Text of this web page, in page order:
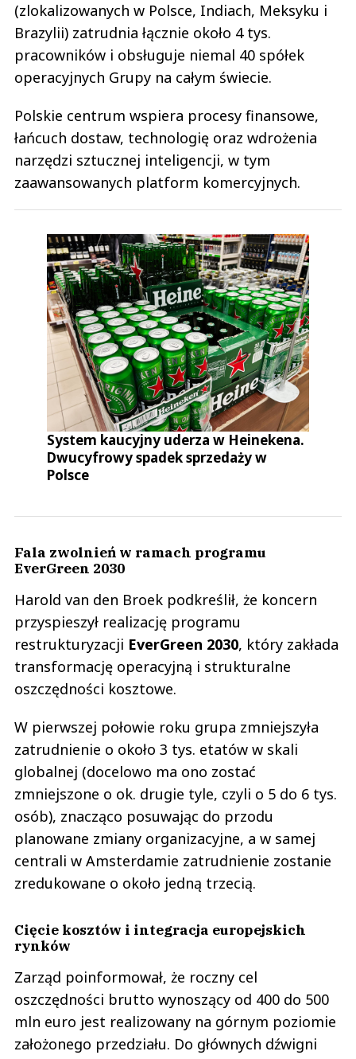
(zlokalizowanych w Polsce, Indiach, Meksyku i
Brazylii) zatrudnia łącznie około 4 tys.
pracowników i obsługuje niemal 40 spółek
operacyjnych Grupy na całym świecie.
Polskie centrum wspiera procesy finansowe,
łańcuch dostaw, technologię oraz wdrożenia
narzędzi sztucznej inteligencji, w tym
zaawansowanych platform komercyjnych.
System kaucyjny uderza w Heinekena.
Dwucyfrowy spadek sprzedaży w
Polsce
Fala zwolnień w ramach programu
EverGreen 2030
Harold van den Broek podkreślił, że koncern
przyspieszył realizację programu
restrukturyzacji EverGreen 2030, który zakłada
transformację operacyjną i strukturalne
oszczędności kosztowe.
W pierwszej połowie roku grupa zmniejszyła
zatrudnienie o około 3 tys. etatów w skali
globalnej (docelowo ma ono zostać
zmniejszone o ok. drugie tyle, czyli o 5 do 6 tys.
osób), znacząco posuwając do przodu
planowane zmiany organizacyjne, a w samej
centrali w Amsterdamie zatrudnienie zostanie
zredukowane o około jedną trzecią.
Cięcie kosztów i integracja europejskich
rynków
Zarząd poinformował, że roczny cel
oszczędności brutto wynoszący od 400 do 500
mln euro jest realizowany na górnym poziomie
założonego przedziału. Do głównych dźwigni